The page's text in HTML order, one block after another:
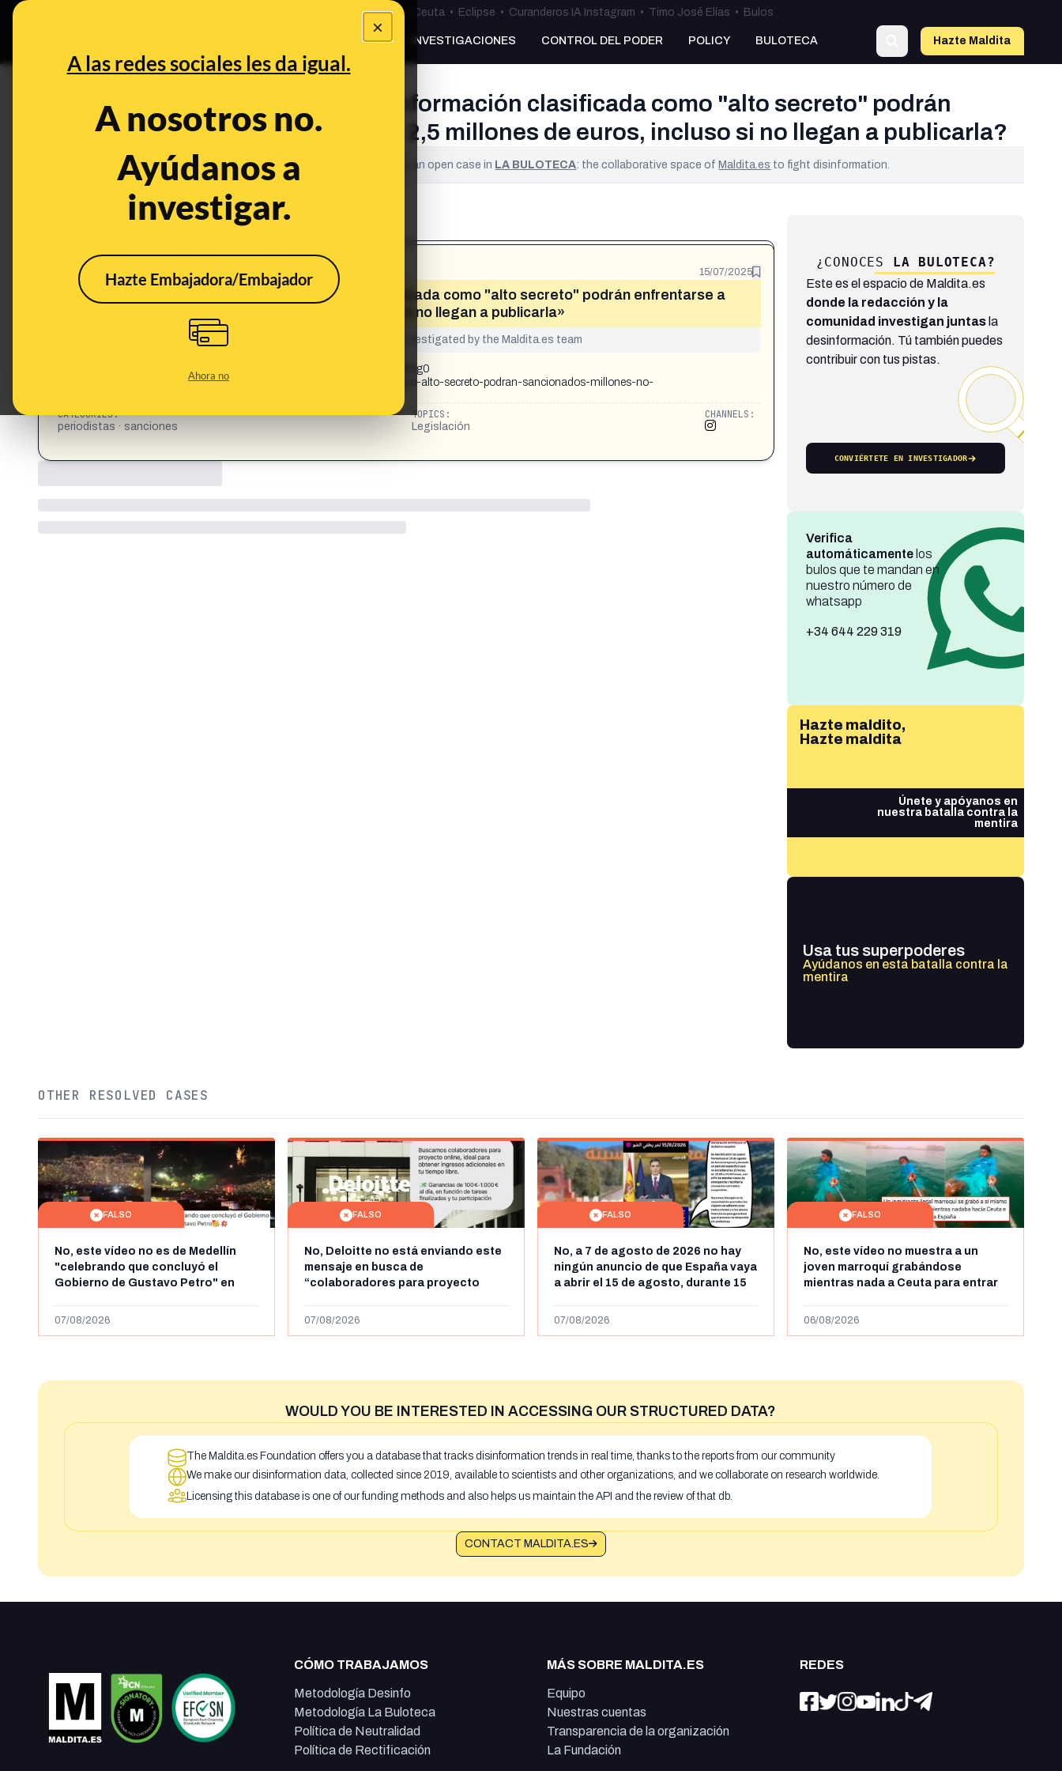
×
A las redes sociales les da igual.
A nosotros no.
Ayúdanos a
investigar.
Hazte Embajadora/Embajador
Ahora no
Especial Ceuta•Bulos Ceuta • Eclipse • Curanderos IA Instagram • Timo José Elías • Bulos
PREBUNKING INVESTIGACIONES CONTROL DEL PODER POLICY BULOTECA Hazte Maldita
¿Los periodistas que accedan a información clasificada como "alto secreto" podrán
enfrentarse a sanciones de hasta 2,5 millones de euros, incluso si no llegan a publicarla?
This content has NOT yet been verified. It is an open case in LA BULOTECA: the collaborative space ofMaldita.es to fight disinformation.
What's being said: 15/07/2025
«Los periodistas que accedan a información clasificada como "alto secreto" podrán enfrentarse a
sanciones de hasta 2,5 millones de euros, incluso si no llegan a publicarla»
This content has not yet been investigated by the Maldita.es team
https://www.instagram.com/p/DMAxMdyvDJr/?igsh=bmwwMDNtdGVlM3g0
https://www.elespanol.com/espana/politica/20250711/periodistas-acceso-alto-secreto-podran-sancionados-millones-no-
CATEGORIES:
periodistas · sanciones
TOPICS:
Legislación
CHANNELS:
¿CONOCES LA BULOTECA?
Este es el espacio de Maldita.es
donde la redacción y la
comunidad investigan juntasla
desinformación. Tú también puedes
contribuir con tus pistas.
CONVIÉRTETE EN INVESTIGADOR
Verifica
automáticamentelos
bulos que te mandan en
nuestro número de
whatsapp
+34 644 229 319
Hazte maldito,
Hazte maldita
Únete y apóyanos en
nuestra batalla contra la
mentira
Usa tus superpoderes
Ayúdanos en esta batalla contra la
mentira
OTHER RESOLVED CASES
FALSO
No, este vídeo no es de Medellín
"celebrando que concluyó el
Gobierno de Gustavo Petro" en
de 2024
07/08/2026
FALSO
No, Deloitte no está enviando este
mensaje en busca de
“colaboradores para proyecto
1.000 euros al día: es un timo
07/08/2026
FALSO
No, a 7 de agosto de 2026 no hay
ningún anuncio de que España vaya
a abrir el 15 de agosto, durante 15
y Ceuta
07/08/2026
FALSO
No, este vídeo no muestra a un
joven marroquí grabándose
mientras nada a Ceuta para entrar
más de 450km de Ceuta y el autor lo
06/08/2026
WOULD YOU BE INTERESTED IN ACCESSING OUR STRUCTURED DATA?
The Maldita.es Foundation offers you a database that tracks disinformation trends in real time, thanks to the reports from our community
We make our disinformation data, collected since 2019, available to scientists and other organizations, and we collaborate on research worldwide.
Licensing this database is one of our funding methods and also helps us maintain the API and the review of that db.
CONTACT MALDITA.ES
CÓMO TRABAJAMOS
Metodología Desinfo
Metodología La Buloteca
Política de Neutralidad
Política de Rectificación
MÁS SOBRE MALDITA.ES
Equipo
Nuestras cuentas
Transparencia de la organización
La Fundación
REDES